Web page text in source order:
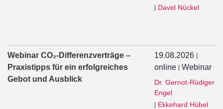
David Nückel
Webinar CO₂-Differenzverträge –
Praxistipps für ein erfolgreiches
Gebot und Ausblick
19.08.2026
online Webinar
Dr. Gernot-Rüdiger
Engel
Ekkehard Hübel